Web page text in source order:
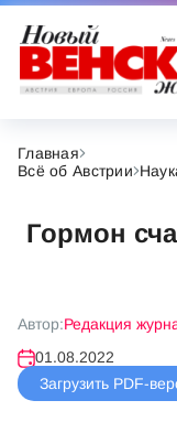
Главная
Всё об Австрии
Гормон
Автор:Редакция
01.08.2022
Загрузить PDF-